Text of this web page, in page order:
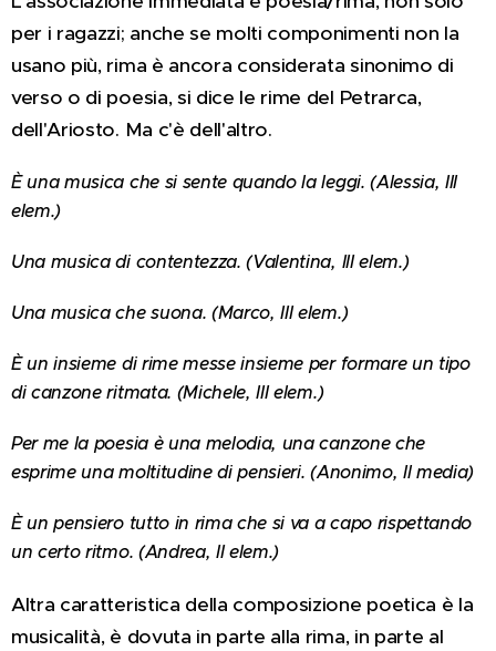
per i ragazzi; anche se molti componimenti non la
usano più, rima è ancora considerata sinonimo di
verso o di poesia, si dice le rime del Petrarca,
dell'Ariosto. Ma c'è dell'altro.
È una musica che si sente quando la leggi. (Alessia, III
elem.)
Una musica di contentezza. (Valentina, III elem.)
Una musica che suona. (Marco, III elem.)
È un insieme di rime messe insieme per formare un tipo
di canzone ritmata. (Michele, III elem.)
Per me la poesia è una melodia, una canzone che
esprime una moltitudine di pensieri. (Anonimo, Il media)
È un pensiero tutto in rima che si va a capo rispettando
un certo ritmo. (Andrea, II elem.)
Altra caratteristica della composizione poetica è la
musicalità, è dovuta in parte alla rima, in parte al